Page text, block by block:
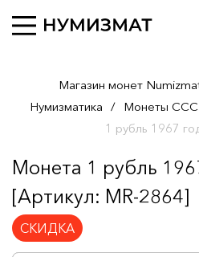
Магазин монет
Нумизматика / Монеты
1 рубль 1967
Монета 1 рубль
[Артикул: MR-2864]
СКИДКА